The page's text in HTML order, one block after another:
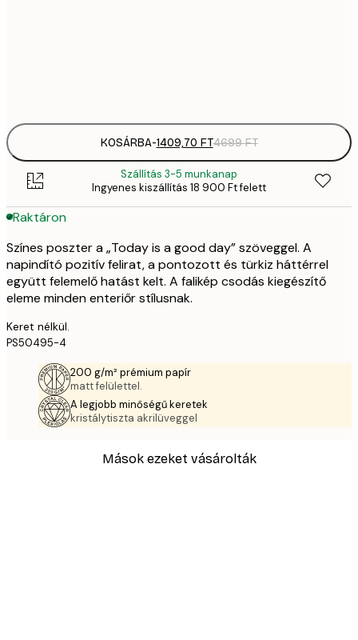
KOSÁRBA-1409,70 FT4699 FT
Szállítás 3-5 munkanap
Ingyenes kiszállítás 18 900 Ft felett
Raktáron
Színes poszter a „Today is a good day” szöveggel. A
napindító pozitív felirat, a pontozott és türkiz háttérrel
együtt felemelő hatást kelt. A falikép csodás kiegészítő
eleme minden enteriőr stílusnak.
Keret nélkül.
PS50495-4
200 g/m² prémium papír
matt felülettel.
A legjobb minőségű keretek
kristálytiszta akrilüveggel
Mások ezeket vásárolták